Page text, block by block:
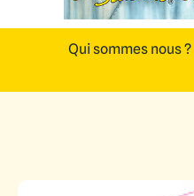
Qui sommes nous ?